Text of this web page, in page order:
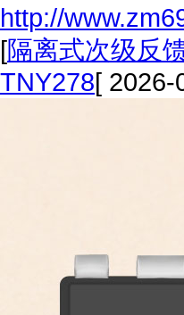
http://
[隔离式次级反
TNY278[ 2026-